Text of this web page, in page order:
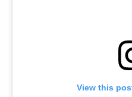
View this